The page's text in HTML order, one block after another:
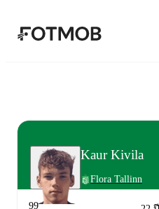
ข้ามไปยังเนื้อหาหลัก
Kaur Kivila
Flora Tallinn
99